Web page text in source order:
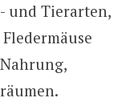
und Tierarten,